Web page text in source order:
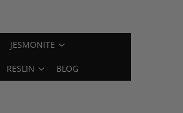
JESMONITE
RESLIN BLOG